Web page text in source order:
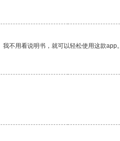
不用看说明书，就可以轻松使用这款app。